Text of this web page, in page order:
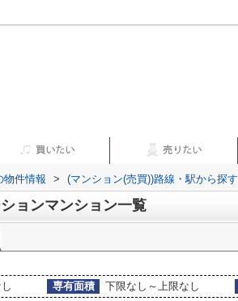
物件情報 > (マンション(売買))路線・駅から探す
ョンマンション一覧
専有面積 下限なし～上限なし